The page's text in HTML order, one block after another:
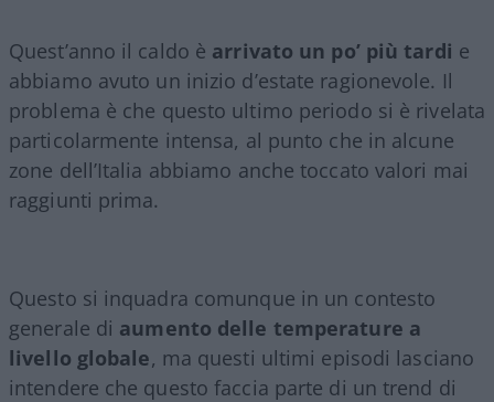
Quest’anno il caldo è arrivato un po’ più tardi e
abbiamo avuto un inizio d’estate ragionevole. Il
problema è che questo ultimo periodo si è rivelata
particolarmente intensa, al punto che in alcune
zone dell’Italia abbiamo anche toccato valori mai
raggiunti prima.
Questo si inquadra comunque in un contesto
generale di aumento delle temperature a
livello globale, ma questi ultimi episodi lasciano
intendere che questo faccia parte di un trend di